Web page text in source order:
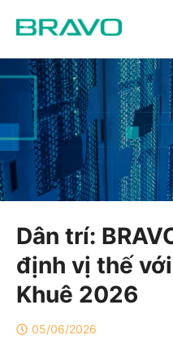
Dân trí:
định vị thế
Khuê 2026
05/06/2026